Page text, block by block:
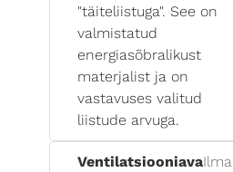
"täiteliistuga". See on
valmistatud
energiasõbralikust
materjalist ja on
vastavuses valitud
liistude arvuga.
VentilatsiooniavaIlma